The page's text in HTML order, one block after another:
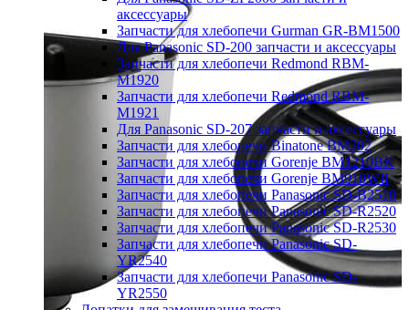
аксессуары
Запчасти для хлебопечи Gurman GR-BM1500
Для Panasonic SD-200 запчасти и аксессуары
Запчасти для хлебопечи Redmond RBM-
M1920
Запчасти для хлебопечи Redmond RBM-
M1921
Для Panasonic SD-207 запчасти и аксессуары
Запчасти для хлебопечи Binatone BM202
Запчасти для хлебопечи Gorenje BM1210BK
Запчасти для хлебопечи Gorenje BM910WII
Запчасти для хлебопечи Panasonic SD-B2510
Запчасти для хлебопечи Panasonic SD-R2520
Запчасти для хлебопечи Panasonic SD-R2530
Запчасти для хлебопечи Panasonic SD-
YR2540
Запчасти для хлебопечи Panasonic SD-
YR2550